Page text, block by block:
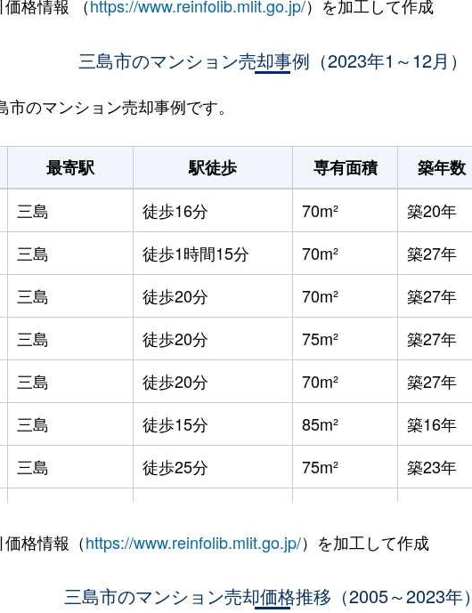
格情報 （https://www.reinfolib.mlit.go.jp/）を加工して作成
三島市のマンション売却事例（2023年1～12月）
のマンション売却事例です。
最寄駅 駅徒歩 専有面積 築年数
三島 徒歩16分 70m² 築20年
三島 徒歩1時間15分 70m² 築27年
三島 徒歩20分 70m² 築27年
三島 徒歩20分 75m² 築27年
三島 徒歩20分 70m² 築27年
三島 徒歩15分 85m² 築16年
三島 徒歩25分 75m² 築23年
三島 徒歩45分 95m² 築32年
徒歩45分 70m² 築32年
格情報（https://www.reinfolib.mlit.go.jp/）を加工して作成
三島市のマンション売却価格推移（2005～2023年）